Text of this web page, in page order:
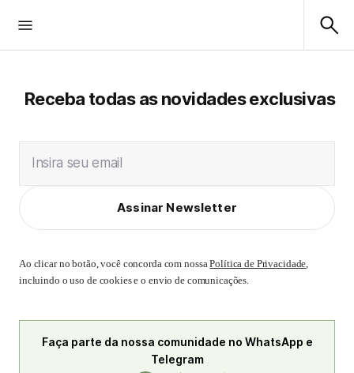
Receba todas as novidades exclusivas
Insira seu email
Assinar Newsletter
Ao clicar no botão, você concorda com nossaPolítica de Privacidade,
incluindo o uso de cookies e o envio de comunicações.
Faça parte da nossa comunidade no WhatsApp e
Telegram